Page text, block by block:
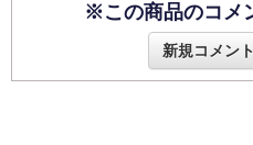
※この商品のコメ
新規コメン